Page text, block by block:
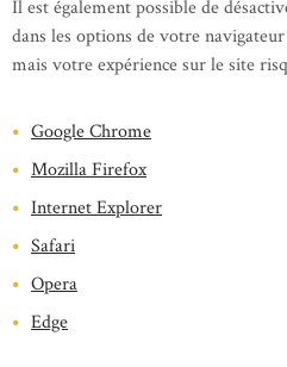
Il est également possible de
dans les options de votre
mais votre expérience sur le site
Google Chrome
Mozilla Firefox
Internet Explorer
Safari
Opera
Edge